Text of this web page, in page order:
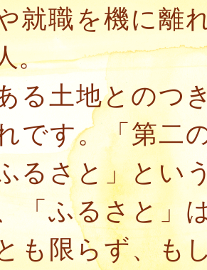
就職を機に離
。
る土地とのつ
です。「第二
るさと」とい
「ふるさと」
も限らず、も